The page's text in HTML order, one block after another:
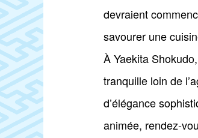
devraient
savourer une
À Yaekita
tranquille loin de
d’élégance
animée, rendez-